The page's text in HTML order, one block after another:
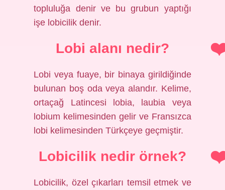
topluluğa denir ve bu grubun yaptığı
işe lobicilik denir.
Lobi alanı nedir?
Lobi veya fuaye, bir binaya girildiğinde
bulunan boş oda veya alandır. Kelime,
ortaçağ Latincesi lobia, laubia veya
lobium kelimesinden gelir ve Fransızca
lobi kelimesinden Türkçeye geçmiştir.
Lobicilik nedir örnek?
Lobicilik, özel çıkarları temsil etmek ve